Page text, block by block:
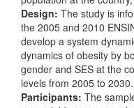
Design: The study is
the 2005 and 2010
develop a system
dynamics of obesity by
gender and SES at the
levels from 2005 to 2030.
Participants: The